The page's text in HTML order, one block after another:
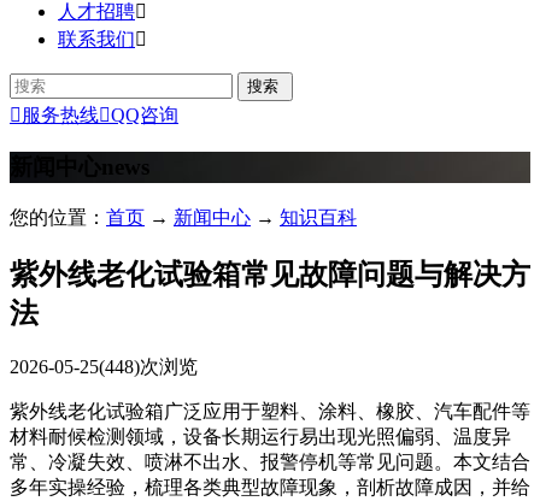
人才招聘
联系我们
 服务热线QQ咨询
news
您的位置： 首页 → 新闻中心 → 知识百科
紫外线老化试验箱常见故障问题与解决方
法
2026-05-25(448)次浏览
紫外线老化试验箱广泛应用于塑料、涂料、橡胶、汽车配件等
材料耐候检测领域，设备长期运行易出现光照偏弱、温度异
常、冷凝失效、喷淋不出水、报警停机等常见问题。本文结合
多年实操经验，梳理各类典型故障现象，剖析故障成因，并给